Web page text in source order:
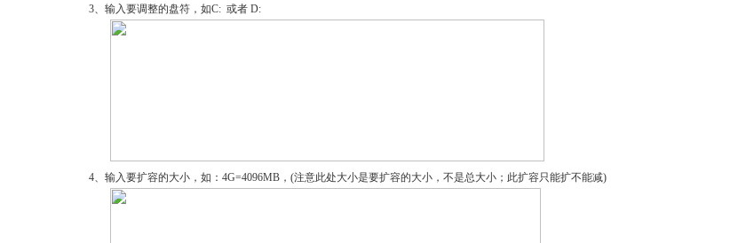
3、输入要调整的盘符，如C: 或者 D:
4、输入要扩容的大小，如：4G=4096MB，(注意此处大小是要扩容的大小，不是总大小；此扩容只能扩不能减)